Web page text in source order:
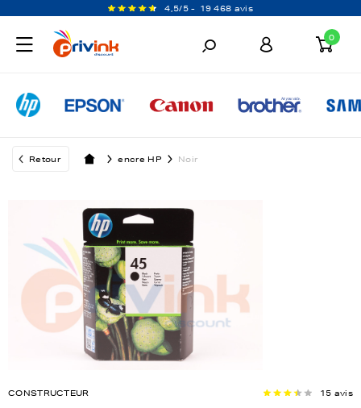
4,5/5 - 19 468 avis
0
Retour encre HP Noir
CONSTRUCTEUR 15 avis